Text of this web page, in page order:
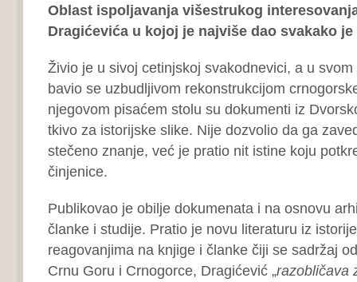
Oblast ispoljavanja višestrukog
Dragićevića u kojoj je najviše dao svakako
Živio je u sivoj cetinjskoj svakodnevici, a u
bavio se uzbudljivom rekonstrukcijom
njegovom pisaćem stolu su dokumenti iz
tkivo za istorijske slike. Nije dozvolio da ga
stečeno znanje, već je pratio nit istine koju
činjenice.
Publikovao je obilje dokumenata i na osnovu
članke i studije. Pratio je novu literaturu iz
reagovanjima na knjige i članke čiji se sadržaj
Crnu Goru i Crnogorce, Dragićević „razobličava